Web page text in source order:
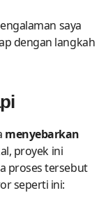
saya
dengan langkah
menyebarkan
proyek ini
proses tersebut
seperti ini: